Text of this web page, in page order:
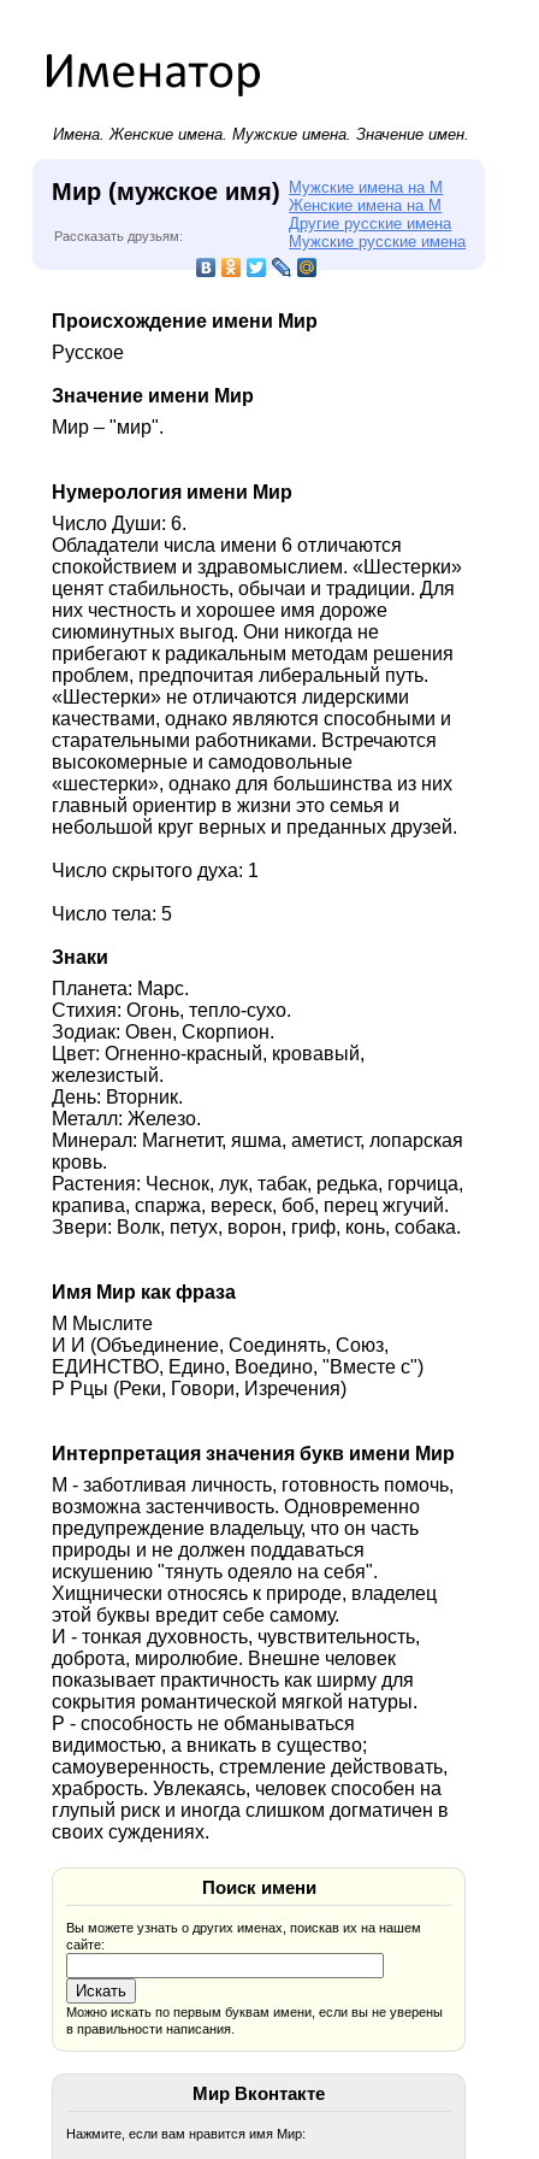
Имена.Женские имена. Мужские имена. Значение имен.
Мир (мужское имя) Мужские имена на М
Женские имена на М
Другие русские имена
Мужские русские имена
Рассказать друзьям:
Происхождение имени Мир
Русское
Значение имени Мир
Мир – "мир".
Нумерология имени Мир
Число Души: 6.
Обладатели числа имени 6 отличаются
спокойствием и здравомыслием. «Шестерки»
ценят стабильность, обычаи и традиции. Для
них честность и хорошее имя дороже
сиюминутных выгод. Они никогда не
прибегают к радикальным методам решения
проблем, предпочитая либеральный путь.
«Шестерки» не отличаются лидерскими
качествами, однако являются способными и
старательными работниками. Встречаются
высокомерные и самодовольные
«шестерки», однако для большинства из них
главный ориентир в жизни это семья и
небольшой круг верных и преданных друзей.
Число скрытого духа: 1
Число тела: 5
Знаки
Планета: Марс.
Стихия: Огонь, тепло-сухо.
Зодиак: Овен, Скорпион.
Цвет: Огненно-красный, кровавый,
железистый.
День: Вторник.
Металл: Железо.
Минерал: Магнетит, яшма, аметист, лопарская
кровь.
Растения: Чеснок, лук, табак, редька, горчица,
крапива, спаржа, вереск, боб, перец жгучий.
Звери: Волк, петух, ворон, гриф, конь, собака.
Имя Мир как фраза
М Мыслите
И И (Объединение, Соединять, Союз,
ЕДИНСТВО, Едино, Воедино, "Вместе с")
Р Рцы (Реки, Говори, Изречения)
Интерпретация значения букв имени Мир
М - заботливая личность, готовность помочь,
возможна застенчивость. Одновременно
предупреждение владельцу, что он часть
природы и не должен поддаваться
искушению "тянуть одеяло на себя".
Хищнически относясь к природе, владелец
этой буквы вредит себе самому.
И - тонкая духовность, чувствительность,
доброта, миролюбие. Внешне человек
показывает практичность как ширму для
сокрытия романтической мягкой натуры.
Р - способность не обманываться
видимостью, а вникать в существо;
самоуверенность, стремление действовать,
храбрость. Увлекаясь, человек способен на
глупый риск и иногда слишком догматичен в
своих суждениях.
Поиск имени
Вы можете узнать о других именах, поискав их на нашем
сайте:
Можно искать по первым буквам имени, если вы не уверены
в правильности написания.
Мир Вконтакте
Нажмите, если вам нравится имя Мир: